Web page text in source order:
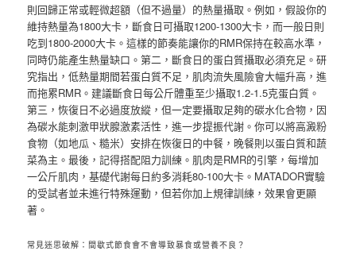
則回歸正常或輕微超額（但不過量）的熱量攝取。例如，假設你的
維持熱量為1800大卡，斷食日可攝取1200-1300大卡，而一般日則
吃到1800-2000大卡。這樣的節奏能讓你的RMR保持在較高水準，
同時仍能產生熱量缺口。第二，斷食日的蛋白質攝取必須充足。研
究指出，低熱量期間若蛋白質不足，肌肉流失風險會大幅升高，進
而拖累RMR。建議斷食日每公斤體重至少攝取1.2-1.5克蛋白質。
第三，恢復日不必過度放縱，但一定要攝取足夠的碳水化合物，因
為碳水能刺激甲狀腺激素活性，進一步提振代謝。你可以將高澱粉
食物（如地瓜、糙米）安排在恢復日的中餐，晚餐則以蛋白質和蔬
菜為主。最後，記得搭配阻力訓練。肌肉是RMR的引擎，每增加
一公斤肌肉，基礎代謝每日約多消耗80-100大卡。MATADOR實驗
的受試者並未進行特殊運動，但若你加上規律訓練，效果會更顯
著。
常見迷思破解：間歇式節食會不會導致暴食或營養不良？